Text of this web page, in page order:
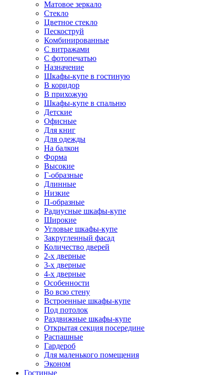
Матовое зеркало
Стекло
Цветное стекло
Пескоструй
Комбинированные
С витражами
С фотопечатью
Назначение
Шкафы-купе в гостиную
В коридор
В прихожую
Шкафы-купе в спальню
Детские
Офисные
Для книг
Для одежды
На балкон
Форма
Высокие
Г-образные
Длинные
Низкие
П-образные
Радиусные шкафы-купе
Широкие
Угловые шкафы-купе
Закругленный фасад
Количество дверей
2-х дверные
3-х дверные
4-х дверные
Особенности
Во всю стену
Встроенные шкафы-купе
Под потолок
Раздвижные шкафы-купе
Открытая секция посередине
Распашные
Гардероб
Для маленького помещения
Эконом
Гостиные